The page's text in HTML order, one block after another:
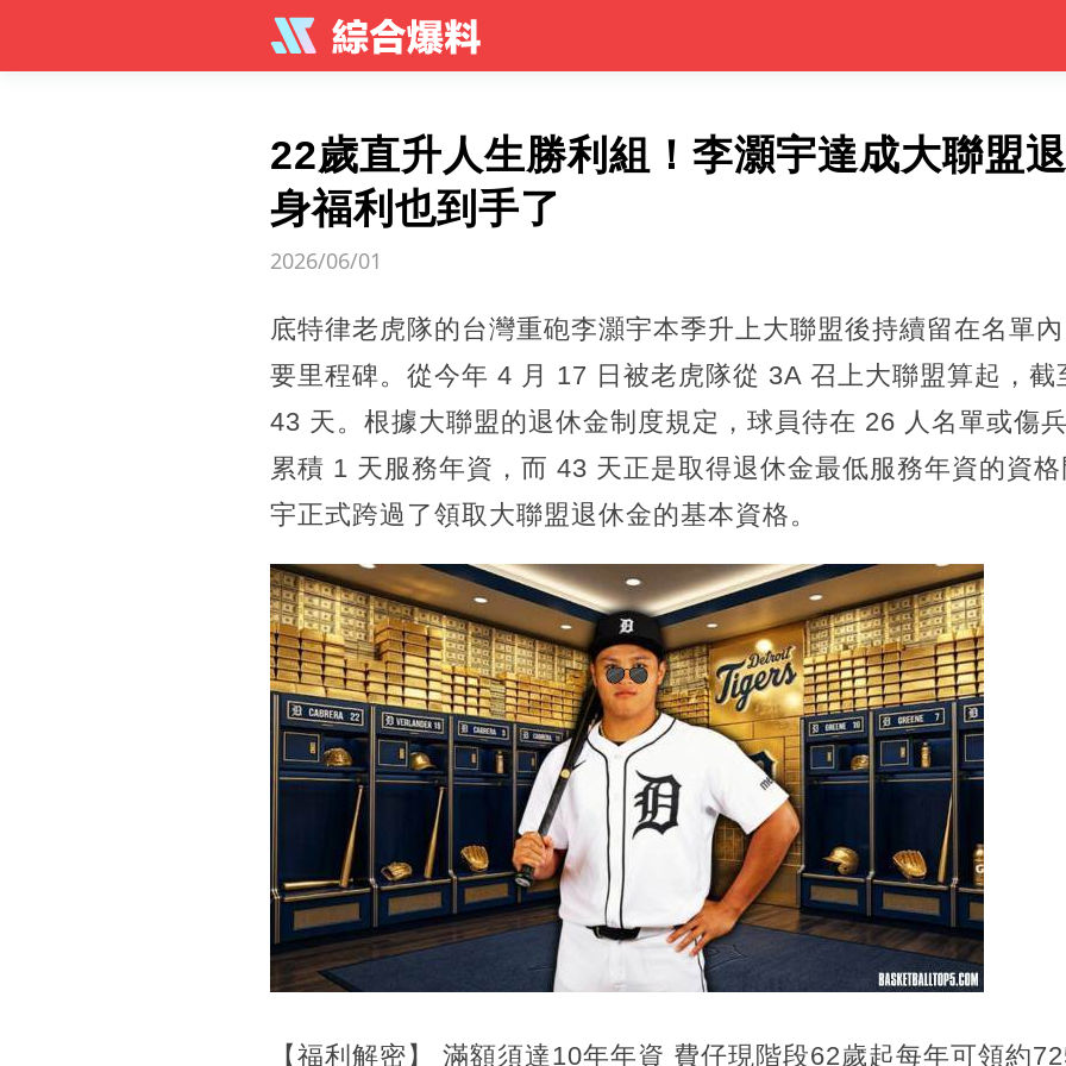
22歲直升人生勝利組！李灝宇達成大聯盟
身福利也到手了
2026/06/01
底特律老虎隊的台灣重砲李灝宇本季升上大聯盟後持續留在名單
要里程碑。從今年 4 月 17 日被老虎隊從 3A 召上大聯盟算起，
43 天。根據大聯盟的退休金制度規定，球員待在 26 人名單或傷
累積 1 天服務年資，而 43 天正是取得退休金最低服務年資的資
宇正式跨過了領取大聯盟退休金的基本資格。
【福利解密】 滿額須達10年年資 費仔現階段62歲起每年可領約